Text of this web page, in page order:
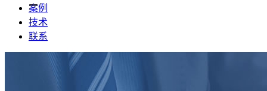
案例
技术
联系